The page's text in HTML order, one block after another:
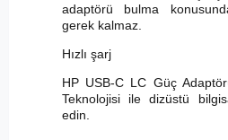
adaptörü bulma
gerek kalmaz.
Hızlı şarj
HP USB-C LC Güç
Teknolojisi ile dizüstü
edin.